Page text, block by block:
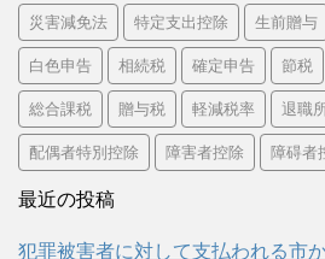
災害減免法 特定支出控除 生前贈与
白色申告 相続税 確定申告 節税
総合課税 贈与税 軽減税率 退職
配偶者特別控除 障害者控除 障碍者
最近の投稿
犯罪被害者に対して支払われる市